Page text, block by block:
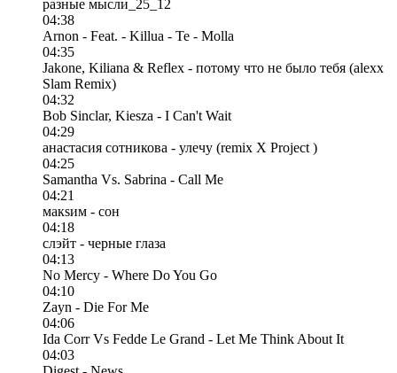
разные мысли_25_12
04:38
Arnon - Feat. - Killua - Te - Molla
04:35
Jakone, Kiliana & Reflex - потому что не было тебя (alexx
Slam Remix)
04:32
Bob Sinclar, Kiesza - I Can't Wait
04:29
анастасия сотникова - улечу (remix X Project )
04:25
Samantha Vs. Sabrina - Call Me
04:21
макsим - сон
04:18
слэйт - черные глаза
04:13
No Mercy - Where Do You Go
04:10
Zayn - Die For Me
04:06
Ida Corr Vs Fedde Le Grand - Let Me Think About It
04:03